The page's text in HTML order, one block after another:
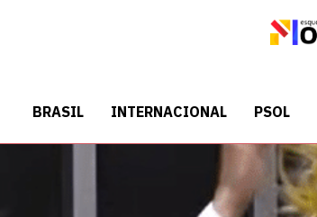
BRASIL INTERNACIONAL PSOL